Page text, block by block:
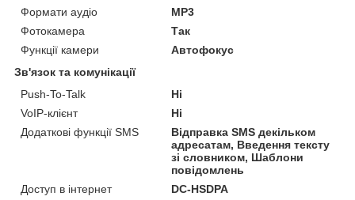
Формати аудіо
MP3
Фотокамера
Так
Функції камери
Автофокус
Зв'язок та комунікації
Push-To-Talk
Ні
VoIP-клієнт
Ні
Додаткові функції SMS
Відправка SMS декільком
адресатам, Введення тексту
зі словником, Шаблони
повідомлень
Доступ в інтернет
DC-HSDPA